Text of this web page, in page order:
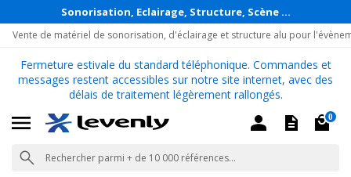
Sonorisation, Eclairage, Structure, Scène ...
Vente de matériel de sonorisation, d'éclairage et structure alu pour
Fermeture estivale du standard téléphonique. Commandes et
messages restent accessibles sur notre site internet, avec des
délais de traitement légèrement rallongés.
0